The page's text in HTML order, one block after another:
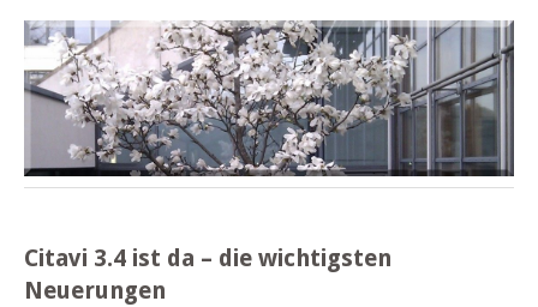
Citavi 3.4 ist da – die wichtigsten
Neuerungen